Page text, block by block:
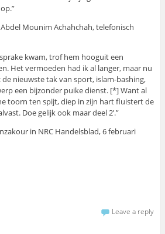
Mounim Achahchah, telefonisch
kwam, trof hem hooguit een
Het vermoeden had ik al langer, maar nu
de nieuwste tak van sport, islam-bashing,
een bijzonder puike dienst. [*] Want al
toorn ten spijt, diep in zijn hart fluistert de
Doe gelijk ook maar deel 2’.”
in NRC Handelsblad, 6 februari
Leave a reply